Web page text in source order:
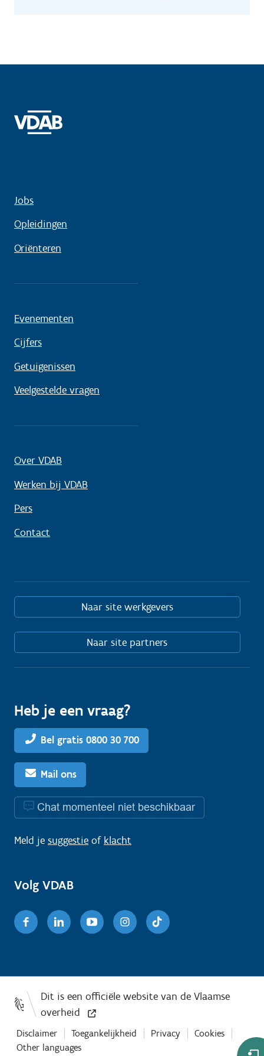
Jobs
Opleidingen
Oriënteren
Evenementen
Cijfers
Getuigenissen
Veelgestelde vragen
Over VDAB
Werken bij VDAB
Pers
Contact
Naar site werkgevers
Naar site partners
Heb je een vraag?
Bel gratis 0800 30 700
Mail ons
Chat momenteel niet beschikbaar
Meld je suggestie of klacht
Volg VDAB
FacebookLinkedinYoutubeInstagram
Disclaimer Toegankelijkheid Privacy
Cookies
Other languages